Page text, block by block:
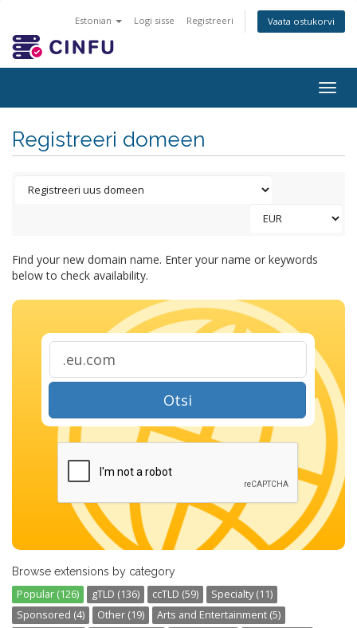
Estonian Logi sisse Registreeri Vaata ostukorvi
Registreeri domeen
Find your new domain name. Enter your name or keywords
below to check availability.
Otsi
Browse extensions by category
Popular (126) gTLD (136) ccTLD (59)
Specialty (11)
Sponsored (4)
Other (19)
Arts and Entertainment (5)